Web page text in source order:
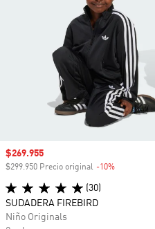
Precio de venta
$269.955
$299.950 Precio original -10%
(30)
SUDADERA FIREBIRD
Niño Originals